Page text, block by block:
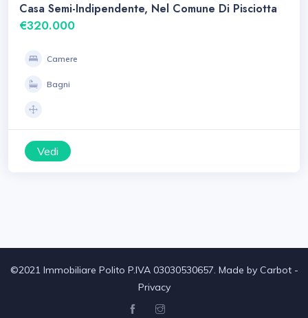
Casa Semi-Indipendente, Nel Comune Di Pisciotta
€320.000
Camere
Bagni
Vedi
©2021 Immobiliare Polito P.IVA 03030530657. Made by Carbot-
Privacy